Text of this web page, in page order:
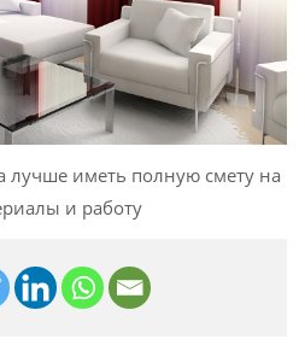
лучше иметь полную смету на
и работу